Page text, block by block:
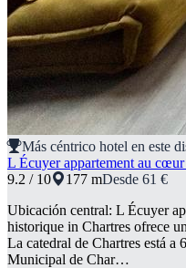
Más céntrico hotel en este
L Écuyer appartement au
9.2 / 10
177 mDesde 61 €
Ubicación central: L Écuyer
historique in Chartres ofrece
La catedral de Chartres está a
Municipal de Char…